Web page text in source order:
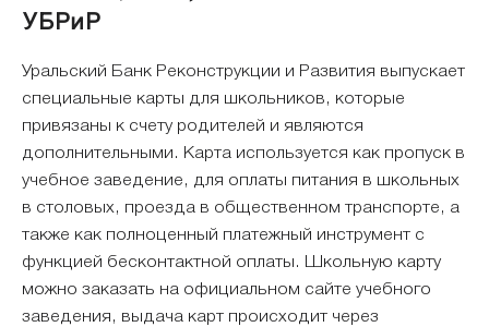
УБРиР
Уральский Банк Реконструкции и Развития выпускает
специальные карты для школьников, которые
привязаны к счету родителей и являются
дополнительными. Карта используется как пропуск в
учебное заведение, для оплаты питания в школьных
в столовых, проезда в общественном транспорте, а
также как полноценный платежный инструмент с
функцией бесконтактной оплаты. Школьную карту
можно заказать на официальном сайте учебного
заведения, выдача карт происходит через